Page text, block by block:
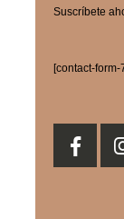
Suscríbete
[contact-form-